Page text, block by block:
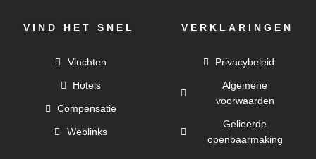
VIND HET SNEL
Vluchten
Hotels
Compensatie
Weblinks
VERKLARINGEN
Privacybeleid
Algemene
voorwaarden
Gelieerde
openbaarmaking